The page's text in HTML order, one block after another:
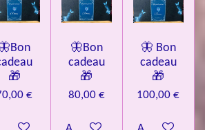
🎁
€
🦋Bon
cadeau
🎁
80,00 €
🦋 Bon
cadeau
🎁
100,00 €